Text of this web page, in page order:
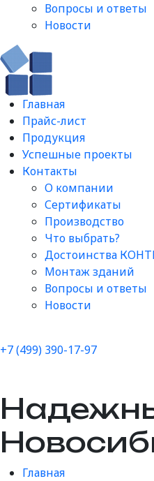
Вопросы и ответы​
Новости
Главная
Прайс-лист
Продукция
Успешные проекты
Контакты
О компании
Сертификаты
Производство
Что выбрать?
Достоинства
Монтаж зданий
Вопросы и ответы​
Новости
+7 (499) 390-17-97
Главная